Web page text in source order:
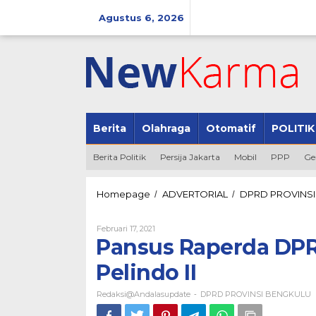
Agustus 6, 2026
Berita Olahraga Otomatif POLITIK
Berita Politik Persija Jakarta Mobil PPP
Homepage / ADVERTORIAL / DPRD
Februari 17, 2021
Redaksi@andalasupdate
Pansus Raperda
Pelindo II
Redaksi@andalasupdate - DPRD PROVINSI BENGKULU